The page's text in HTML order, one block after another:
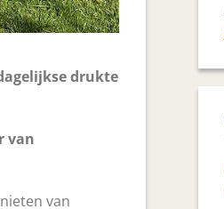
drukte
van
van